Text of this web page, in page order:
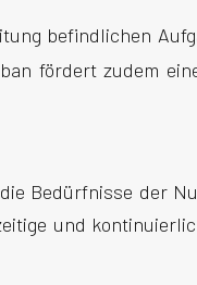
befindlichen
fördert zudem
Bedürfnisse der
und